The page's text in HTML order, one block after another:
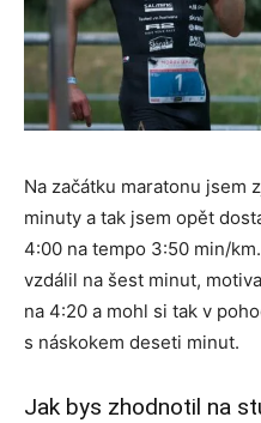
Na začátku maratonu jsem
minuty a tak jsem opět
4:00 na tempo 3:50 min/
vzdálil na šest minut,
na 4:20 a mohl si tak v
s náskokem deseti minut.
Jak bys zhodnotil na